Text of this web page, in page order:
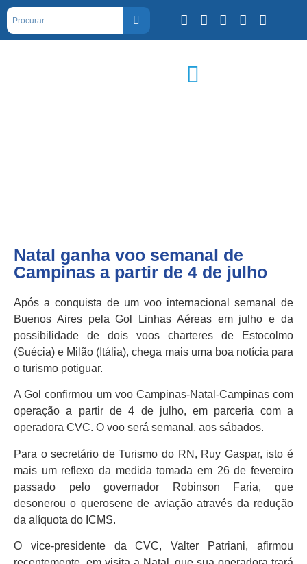
Natal ganha voo semanal de
Campinas a partir de 4 de julho
Após a conquista de um voo internacional semanal de
Buenos Aires pela Gol Linhas Aéreas em julho e da
possibilidade de dois voos charteres de Estocolmo
(Suécia) e Milão (Itália), chega mais uma boa notícia para
o turismo potiguar.
A Gol confirmou um voo Campinas-Natal-Campinas com
operação a partir de 4 de julho, em parceria com a
operadora CVC. O voo será semanal, aos sábados.
Para o secretário de Turismo do RN, Ruy Gaspar, isto é
mais um reflexo da medida tomada em 26 de fevereiro
passado pelo governador Robinson Faria, que
desonerou o querosene de aviação através da redução
da alíquota do ICMS.
O vice-presidente da CVC, Valter Patriani, afirmou